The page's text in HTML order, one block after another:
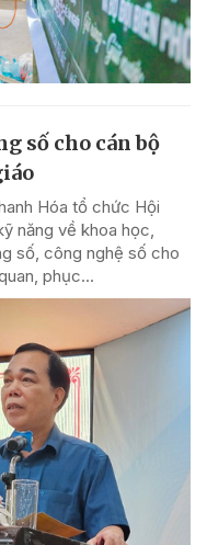
số cho cán bộ
Hóa tổ chức Hội
năng về khoa học,
số, công nghệ số cho
phục...